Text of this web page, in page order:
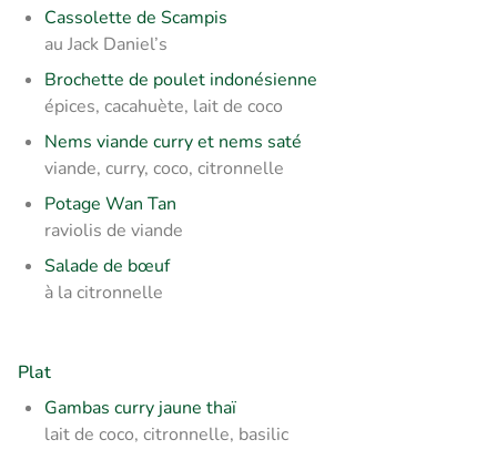
Cassolette de Scampis
au Jack Daniel’s
Brochette de poulet indonésienne
épices, cacahuète, lait de coco
Nems viande curry et nems saté
viande, curry, coco, citronnelle
Potage Wan Tan
raviolis de viande
Salade de bœuf
à la citronnelle
Plat
Gambas curry jaune thaï
lait de coco, citronnelle, basilic